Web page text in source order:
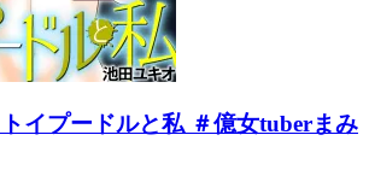
イプードルと私 ＃億女tuberまみ